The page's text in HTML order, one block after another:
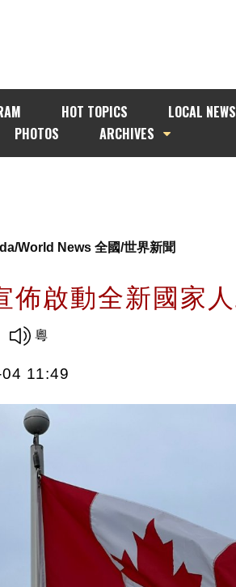
HOT TOPICS
LOCAL NEWS
PHOTOS ARCHIVES
World News 全國/世界新聞
佈啟動全新國家
11:49